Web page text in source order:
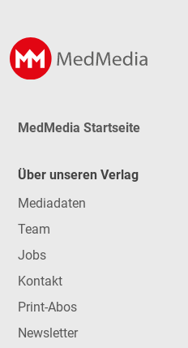
MedMedia Startseite
Über unseren Verlag
Mediadaten
Team
Jobs
Kontakt
Print-Abos
Newsletter